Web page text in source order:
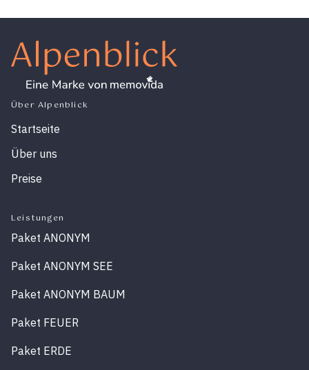
Über Alpenblick
Startseite
Über uns
Preise
Leistungen
Paket ANONYM
Paket ANONYM SEE
Paket ANONYM BAUM
Paket FEUER
Paket ERDE